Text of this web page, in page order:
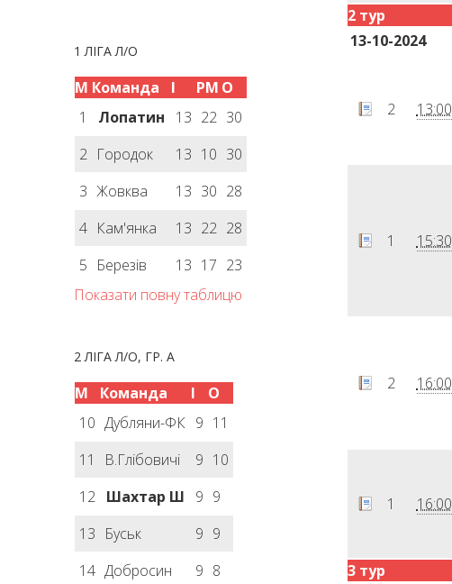
1 ЛІГА Л/О
М Команда І РМ О
1
Лопатин 13 22 30
2 Городок 13 10 30
3 Жовква 13 30 28
4 Кам'янка 13 22 28
5 Березів 13 17 23
Показати повну таблицю
2 ЛІГА Л/О, ГР. А
М Команда І
О
10 Дубляни-ФК 9 11
11
В.Глібовичі 9 10
12 Шахтар Ш 9 9
13 Буськ 9 9
14 Добросин 9 8
2 тур
13-10-2024
2 13:00
1 15:30
2 16:00
1 16:00
3 тур